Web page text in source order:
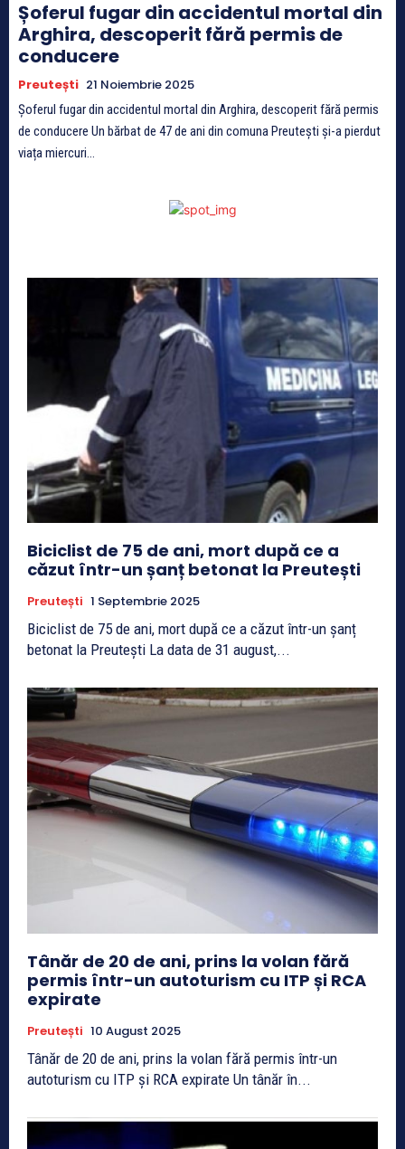
Șoferul fugar din accidentul mortal din
Arghira, descoperit fără permis de
conducere
Preutești 21 Noiembrie 2025
Șoferul fugar din accidentul mortal din Arghira, descoperit fără permis
de conducere Un bărbat de 47 de ani din comuna Preutești și-a pierdut
viața miercuri...
Biciclist de 75 de ani, mort după ce a
căzut într-un șanț betonat la Preutești
Preutești 1 Septembrie 2025
Biciclist de 75 de ani, mort după ce a căzut într-un șanț
betonat la Preutești La data de 31 august,...
Tânăr de 20 de ani, prins la volan fără
permis într-un autoturism cu ITP și RCA
expirate
Preutești 10 August 2025
Tânăr de 20 de ani, prins la volan fără permis într-un
autoturism cu ITP și RCA expirate Un tânăr în...